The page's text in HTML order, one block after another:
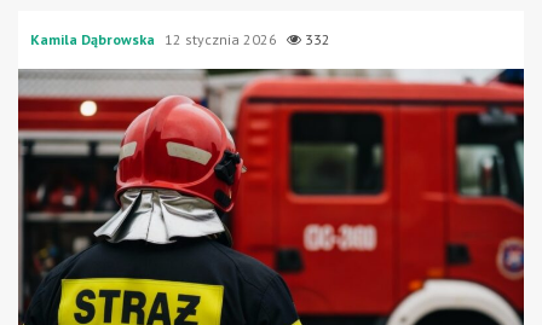
Kamila Dąbrowska 12 stycznia 2026 332